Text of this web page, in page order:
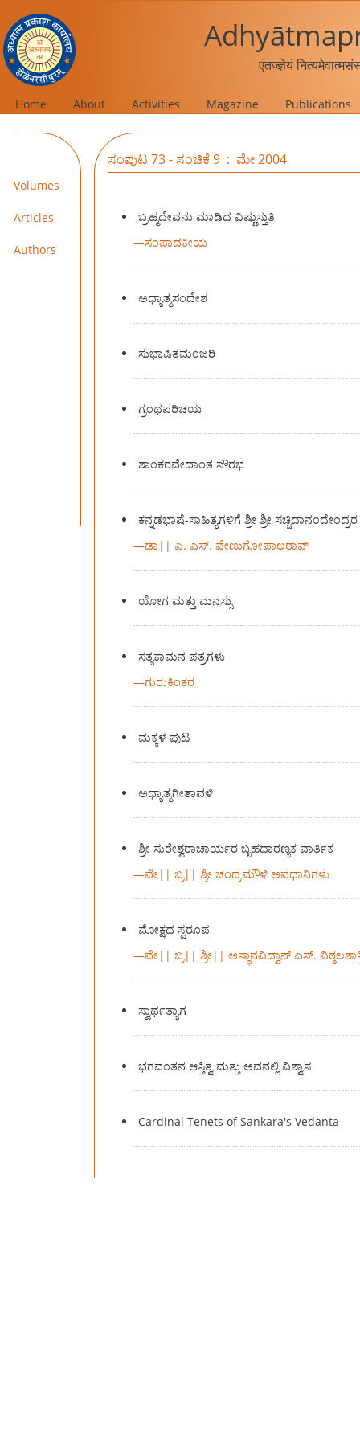
एतज्ज्ञेयं
Home About Activities Magazine Publications
Volumes
Articles
Authors
ಸಂಪುಟ 73 - ಸಂಚಿಕೆ 9 : ಮೇ 2004
ಬ್ರಹ್ಮದೇವನು ಮಾಡಿದ ವಿಷ್ಣುಸ್ತುತಿ
—ಸಂಪಾದಕೀಯ
ಅಧ್ಯಾತ್ಮಸಂದೇಶ
ಸುಭಾಷಿತಮಂಜರಿ
ಗ್ರಂಥಪರಿಚಯ
ಶಾಂಕರವೇದಾಂತ ಸೌರಭ
ಕನ್ನಡಭಾಷೆ-ಸಾಹಿತ್ಯಗಳಿಗೆ ಶ್ರೀ ಶ್ರೀ
—ಡಾ|| ಎ. ಎಸ್. ವೇಣುಗೋಪಾಲರಾವ್
ಯೋಗ ಮತ್ತು ಮನಸ್ಸು
ಸತ್ಯಕಾಮನ ಪತ್ರಗಳು
—ಗುರುಕಿಂಕರ
ಮಕ್ಕಳ ಪುಟ
ಅಧ್ಯಾತ್ಮಗೀತಾವಳಿ
ಶ್ರೀ ಸುರೇಶ್ವರಾಚಾರ್ಯರ ಬೃಹದಾರಣ್ಯಕ ವಾರ್ತಿಕ
—ವೇ|| ಬ್ರ|| ಶ್ರೀ ಚಂದ್ರಮೌಳಿ ಅವಧಾನಿಗಳು
ಮೋಕ್ಷದ ಸ್ವರೂಪ
—ವೇ|| ಬ್ರ|| ಶ್ರೀ|| ಅಸ್ಥಾನವಿದ್ವಾನ್ ಎಸ್.
ಸ್ವಾರ್ಥತ್ಯಾಗ
ಭಗವಂತನ ಆಸ್ತಿತ್ವ ಮತ್ತು ಅವನಲ್ಲಿ ವಿಶ್ವಾಸ
Cardinal Tenets of Sankara's Vedanta